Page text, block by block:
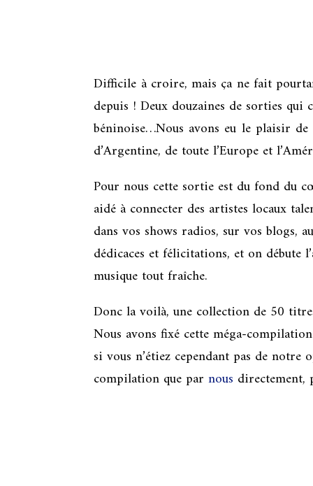
Difficile à croire, mais ça ne fait
depuis ! Deux douzaines de sorties
béninoise…Nous avons eu le plaisir
d’Argentine, de toute l’Europe et
Pour nous cette sortie est du fond du
aidé à connecter des artistes locaux
dans vos shows radios, sur vos blogs,
dédicaces et félicitations, et on débute
musique tout fraîche.
Donc la voilà, une collection de 50
Nous avons fixé cette méga-
si vous n’étiez cependant pas de
compilation que parnous directement,